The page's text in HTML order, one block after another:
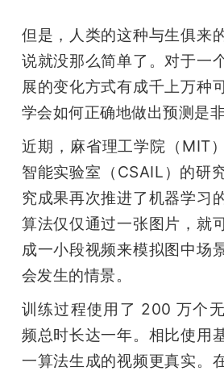
动
中
心
GAIR
专
爱
但是，人类的这种与生俱来
说就没那么简单了。对于一
展的变化方式有成千上万种
学会如何正确地做出预测是非
近期，麻省理工学院（MIT
智能实验室（CSAIL）的研
究成果再次推进了机器学习
算法仅仅通过一张图片，就
成一小段视频来模拟图中场
会发生的情景。
训练过程使用了 200 万个
频总时长达一年。相比使用
一算法生成的视频更真实。